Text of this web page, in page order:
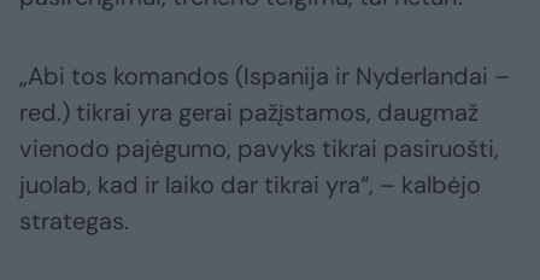
„Abi tos komandos (Ispanija ir Nyderlandai –
red.) tikrai yra gerai pažįstamos, daugmaž
vienodo pajėgumo, pavyks tikrai pasiruošti,
juolab, kad ir laiko dar tikrai yra“, – kalbėjo
strategas.